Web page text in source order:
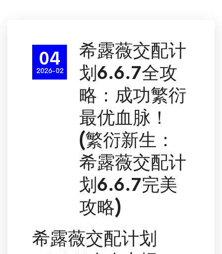
04
2026-02
希露薇交配计
划6.6.7全攻
略：成功繁衍
最优血脉！
(繁衍新生：
希露薇交配计
划6.6.7完美
攻略)
希露薇交配计划